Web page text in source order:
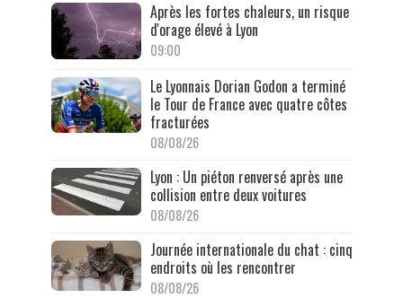
Après les fortes chaleurs, un risque
d'orage élevé à Lyon
09:00
Le Lyonnais Dorian Godon a terminé
le Tour de France avec quatre côtes
fracturées
08/08/26
Lyon : Un piéton renversé après une
collision entre deux voitures
08/08/26
Journée internationale du chat : cinq
endroits où les rencontrer
08/08/26